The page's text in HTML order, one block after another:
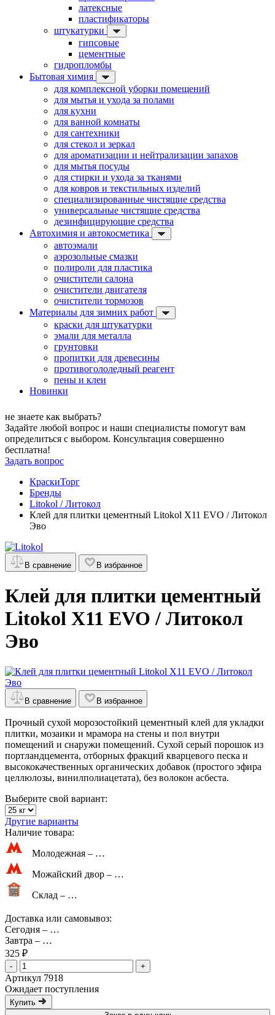
латексные
пластификаторы
штукатурки
гипсовые
цементные
гидропломбы
Бытовая химия
для комплексной уборки помещений
для мытья и ухода за полами
для кухни
для ванной комнаты
для сантехники
для стекол и зеркал
для ароматизации и нейтрализации запахов
для мытья посуды
для стирки и ухода за тканями
для ковров и текстильных изделий
специализированные чистящие средства
универсальные чистящие средства
дезинфицирующие средства
Автохимия и автокосметика
автоэмали
аэрозольные смазки
полироли для пластика
очистители салона
очистители двигателя
очистители тормозов
Материалы для зимних работ
краски для штукатурки
эмали для металла
грунтовки
пропитки для древесины
противогололедный реагент
пены и клеи
Новинки
не знаете как выбрать?
Задайте любой вопрос и наши специалисты помогут вам
определиться с выбором. Консультация совершенно
бесплатна!
Задать вопрос
КраскиТорг
Бренды
Litokol / Литокол
Клей для плитки цементный Litokol X11 EVO / Литокол
Эво
В сравнение В избранное
Клей для плитки цементный
Litokol X11 EVO / Литокол
Эво
В сравнение В избранное
Прочный сухой морозостойкий цементный клей для укладки
плитки, мозаики и мрамора на стены и пол внутри
помещений и снаружи помещений. Сухой серый порошок из
портландцемента, отборных фракций кварцевого песка и
высококачественных органических добавок (простого эфира
целлюлозы, винилполиацетата), без волокон асбеста.
Выберите свой вариант:
Другие варианты
Наличие товара:
Молодежная – …
Можайский двор – …
Склад – …
Доставка или самовывоз:
Сегодня – …
Завтра – …
325 ₽
- +
Артикул 7918
Ожидает поступления
Купить